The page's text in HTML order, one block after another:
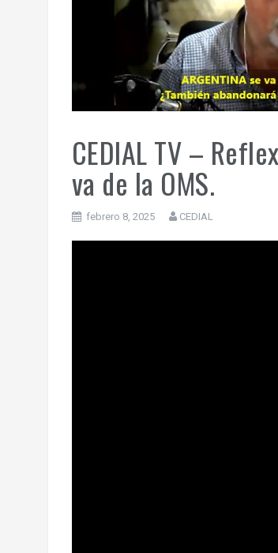
CEDIAL TV –
va de la OMS.
febrero 8, 2025 CEDIAL